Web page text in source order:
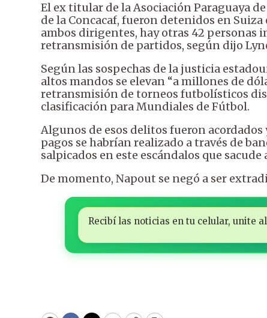
El ex titular de la Asociación Paraguaya
de la Concacaf, fueron detenidos en
ambos dirigentes, hay otras 42 personas
retransmisión de partidos, según dijo
Según las sospechas de la justicia
altos mandos se elevan “a millones de
retransmisión de torneos futbolísticos
clasificación para Mundiales de Fútbol.
Algunos de esos delitos fueron
pagos se habrían realizado a través de
salpicados en este escándalos que sacude
De momento, Napout se negó a ser
Recibí las noticias en tu celular, unite